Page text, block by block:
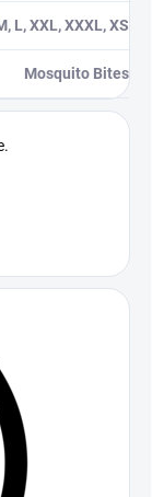
L, XXL, XXXL, XS
Mosquito Bites